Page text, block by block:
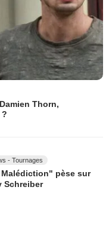
Thorn,
?
- Tournages
pèse sur
Schreiber